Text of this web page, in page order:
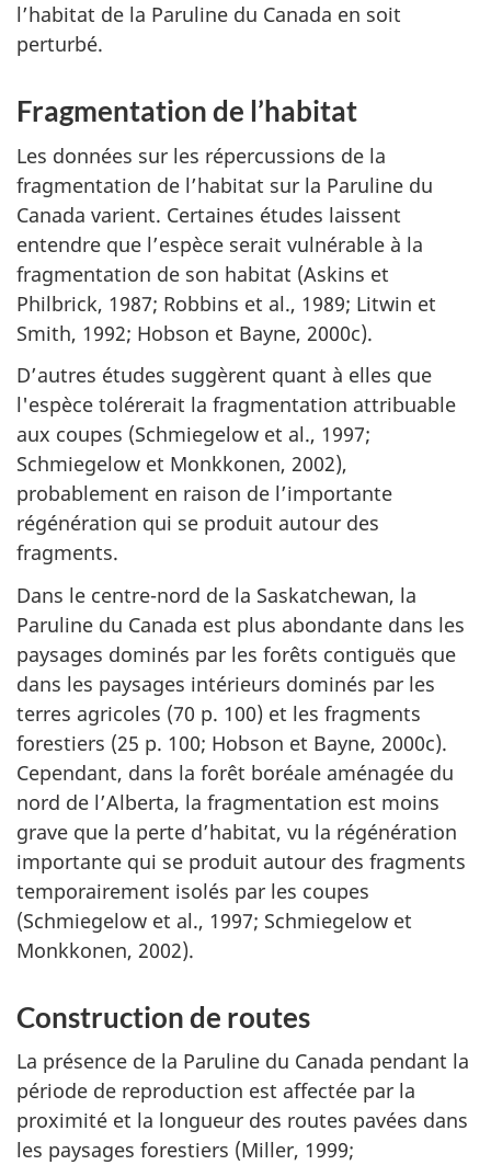
l’habitat de la Paruline du Canada en soit
perturbé.
Fragmentation de l’habitat
Les données sur les répercussions de la
fragmentation de l’habitat sur la Paruline du
Canada varient. Certaines études laissent
entendre que l’espèce serait vulnérable à la
fragmentation de son habitat (Askins et
Philbrick, 1987; Robbins et al., 1989; Litwin et
Smith, 1992; Hobson et Bayne, 2000c).
D’autres études suggèrent quant à elles que
l'espèce tolérerait la fragmentation attribuable
aux coupes (Schmiegelow et al., 1997;
Schmiegelow et Monkkonen, 2002),
probablement en raison de l’importante
régénération qui se produit autour des
fragments.
Dans le centre-nord de la Saskatchewan, la
Paruline du Canada est plus abondante dans les
paysages dominés par les forêts contiguës que
dans les paysages intérieurs dominés par les
terres agricoles (70 p. 100) et les fragments
forestiers (25 p. 100; Hobson et Bayne, 2000c).
Cependant, dans la forêt boréale aménagée du
nord de l’Alberta, la fragmentation est moins
grave que la perte d’habitat, vu la régénération
importante qui se produit autour des fragments
temporairement isolés par les coupes
(Schmiegelow et al., 1997; Schmiegelow et
Monkkonen, 2002).
Construction de routes
La présence de la Paruline du Canada pendant la
période de reproduction est affectée par la
proximité et la longueur des routes pavées dans
les paysages forestiers (Miller, 1999;